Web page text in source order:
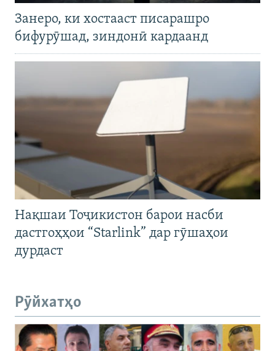
Занеро, ки хостааст писарашро
бифурӯшад, зиндонӣ кардаанд
Нақшаи Тоҷикистон барои насби
дастгоҳҳои “Starlink” дар гӯшаҳои
дурдаст
Рӯйхатҳо